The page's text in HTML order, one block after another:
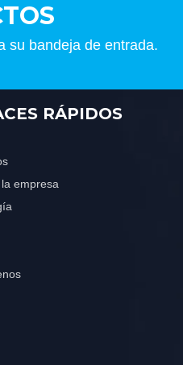
su bandeja de entrada.
RÁPIDOS
empresa